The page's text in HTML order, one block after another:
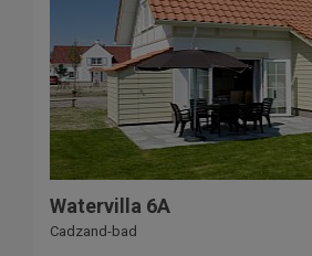
Watervilla 6A
Cadzand-bad